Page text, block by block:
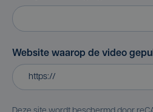
Website waarop de video